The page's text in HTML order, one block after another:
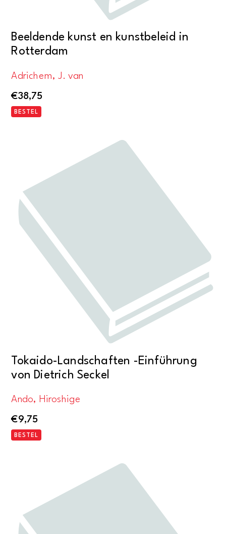
Beeldende kunst en kunstbeleid in
Rotterdam
Adrichem, J. van
€38,75
BESTEL
Tokaido-Landschaften -Einführung
von Dietrich Seckel
Ando, Hiroshige
€9,75
BESTEL